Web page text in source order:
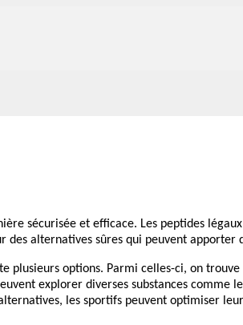
sécurisée et efficace. Les peptides
alternatives sûres qui peuvent
plusieurs options. Parmi celles-ci, on
explorer diverses substances comme
les sportifs peuvent optimiser